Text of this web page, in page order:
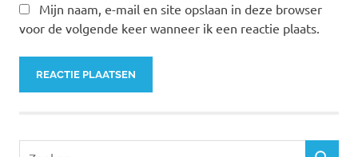
Mijn naam, e-mail en site opslaan in deze browser
voor de volgende keer wanneer ik een reactie plaats.